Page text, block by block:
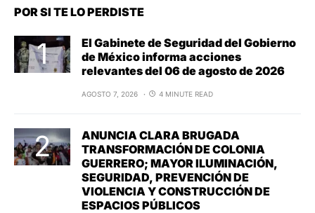
POR SI TE LO PERDISTE
El Gabinete de Seguridad del Gobierno
de México informa acciones
relevantes del 06 de agosto de 2026
AGOSTO 7, 2026 4 MINUTE READ
ANUNCIA CLARA BRUGADA
TRANSFORMACIÓN DE COLONIA
GUERRERO; MAYOR ILUMINACIÓN,
SEGURIDAD, PREVENCIÓN DE
VIOLENCIA Y CONSTRUCCIÓN DE
ESPACIOS PÚBLICOS